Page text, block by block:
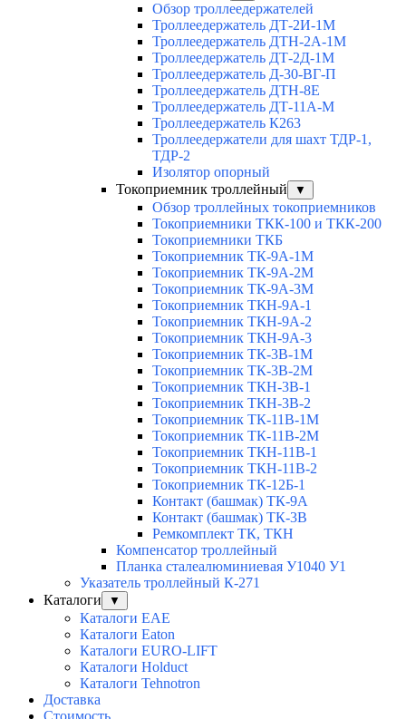
Обзор троллеедержателей
Троллеедержатель ДТ-2И-1М
Троллеедержатель ДТН-2А-1М
Троллеедержатель ДТ-2Д-1М
Троллеедержатель Д-30-ВГ-П
Троллеедержатель ДТН-8Е
Троллеедержатель ДТ-11А-М
Троллеедержатель К263
Троллеедержатели для шахт ТДР-1,
ТДР-2
Изолятор опорный
Токоприемник троллейный
▼
Обзор троллейных токоприемников
Токоприемники ТКК-100 и ТКК-200
Токоприемники ТКБ
Токоприемник ТК-9А-1М
Токоприемник ТК-9А-2М
Токоприемник ТК-9А-3М
Токоприемник ТКН-9А-1
Токоприемник ТКН-9А-2
Токоприемник ТКН-9А-3
Токоприемник ТК-3В-1М
Токоприемник ТК-3В-2М
Токоприемник ТКН-3В-1
Токоприемник ТКН-3В-2
Токоприемник ТК-11В-1М
Токоприемник ТК-11В-2М
Токоприемник ТКН-11В-1
Токоприемник ТКН-11В-2
Токоприемник ТК-12Б-1
Контакт (башмак) ТК-9А
Контакт (башмак) ТК-3В
Ремкомплект ТК, ТКН
Компенсатор троллейный
Планка сталеалюминиевая У1040 У1
Указатель троллейный К-271
Каталоги
▼
Каталоги EAE
Каталоги Eaton
Каталоги EURO-LIFT
Каталоги Holduct
Каталоги Tehnotron
Доставка